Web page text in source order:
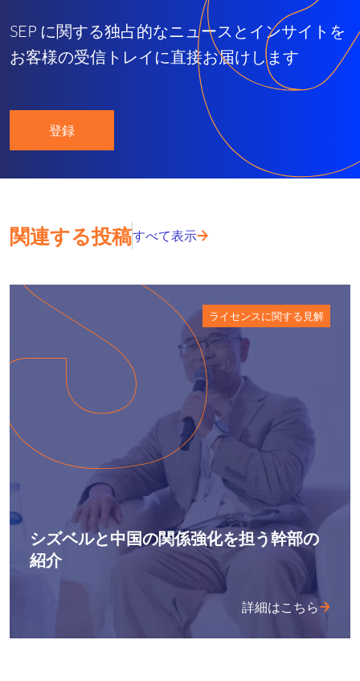
SEP に関する独占的なニュースとインサイトを
お客様の受信トレイに直接お届けします
登録
関連する投稿すべて表示
ライセンスに関する見解
シズベルと中国の関係強化を担う幹部の
紹介
詳細はこちら